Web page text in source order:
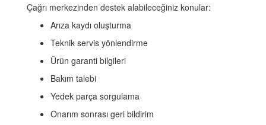
Çağrı merkezinden destek alabileceğiniz konular:
Arıza kaydı oluşturma
Teknik servis yönlendirme
Ürün garanti bilgileri
Bakım talebi
Yedek parça sorgulama
Onarım sonrası geri bildirim